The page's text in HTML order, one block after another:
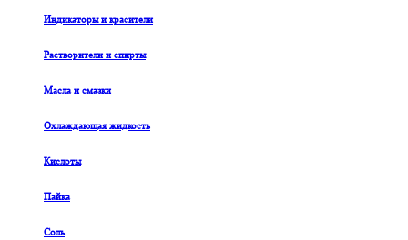
Индикаторы и красители
Растворители и спирты
Масла и смазки
Охлаждающая жидкость
Кислоты
Пайка
Соль